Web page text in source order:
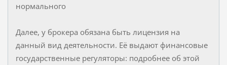
нормального
Далее, у брокера обязана быть лицензия на
данный вид деятельности. Её выдают финансовые
государственные регуляторы: подробнее об этой